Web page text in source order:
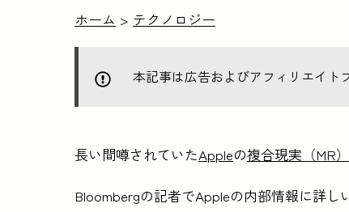
ホーム > テクノロジー
本記事は広告およびアフィリエイト
長い間噂されていたAppleの複合現実（MR）
Bloombergの記者でAppleの内部情報に詳し